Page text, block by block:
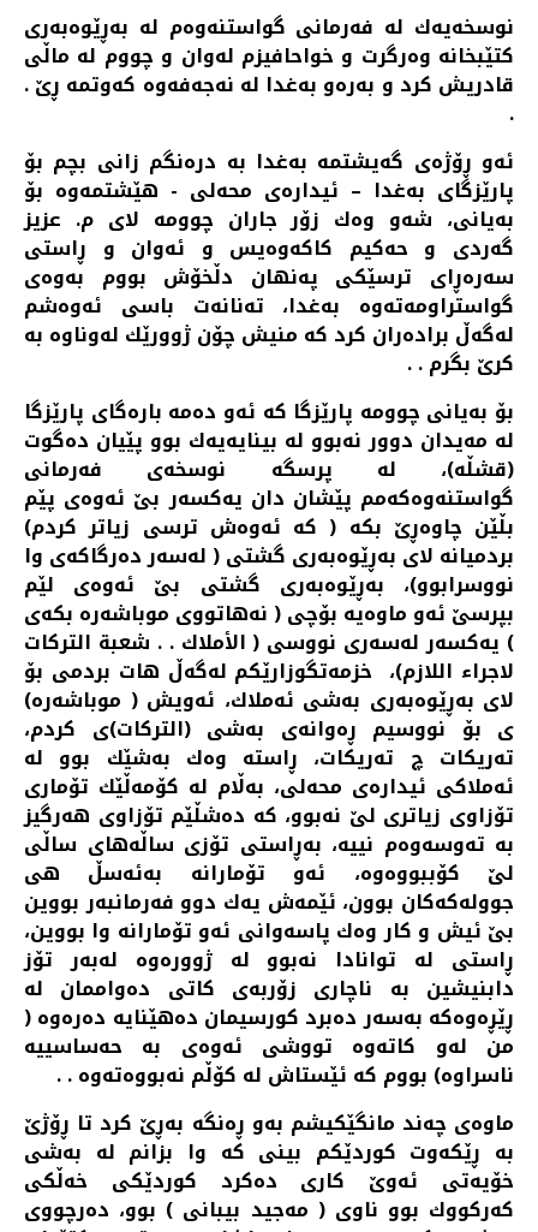
نوسخه‌یه‌ك له‌ فه‌رمانی گواستنه‌وه‌م له‌ به‌ڕێوه‌به‌ری
كتێبخانه‌ وه‌رگرت و خواحافیزم له‌وان و چووم له‌ ماڵی
قادریش كرد و به‌ره‌و به‌غدا له‌ نه‌جه‌فه‌وه‌ كه‌وتمه‌ ڕێ .
.
ئه‌و ڕۆژه‌ی گه‌یشتمه‌ به‌غدا به‌ دره‌نگم زانی بچم بۆ
پارێزگای به‌غدا – ئیداره‌ی محه‌لی - هێشتمه‌وه‌ بۆ
به‌یانی، شه‌و وه‌ك زۆر جاران چوومه‌ لای م. عزیز
گه‌ردی و حه‌كیم كاكه‌وه‌یس و ئه‌وان و ڕاستی
سه‌ره‌ڕای ترسێكی په‌نهان دڵخۆش بووم به‌وه‌ی
گواستراومه‌ته‌وه‌ به‌غدا، ته‌نانه‌ت باسی ئه‌وه‌شم
له‌گه‌ڵ براده‌ران كرد كه‌ منیش چۆن ژوورێك له‌وناوه‌ به‌
كرێ بگرم . .
بۆ به‌یانی چوومه‌ پارێزگا كه‌ ئه‌و ده‌مه‌ باره‌گای پارێزگا
له‌ مه‌یدان دوور نه‌بوو له‌ بینایه‌یه‌ك بوو پێیان ده‌گوت
(قشڵه‌)، له‌ پرسگه‌ نوسخه‌ی فه‌رمانی
گواستنه‌وه‌كه‌مم پێشان دان یه‌كسه‌ر بێ ئه‌وه‌ی پێم
بڵێن چاوه‌ڕێ بكه‌ ( كه‌ ئه‌وه‌ش ترسی زیاتر كردم)
بردمیانه‌ لای به‌ڕێوه‌به‌ری گشتی ( له‌سه‌ر ده‌رگاكه‌ی وا
نووسرابوو)، به‌ڕێوه‌به‌ری گشتی بێ ئه‌وه‌ی لێم
بپرسێ ئه‌و ماوه‌یه‌ بۆچی ( نه‌هاتووی موباشه‌ره‌ بكه‌ی
) یه‌كسه‌ر له‌سه‌ری نووسی ( الأملاك . . شعبة التركات
لاجراء اللازم)، خزمه‌تگوزارێكم له‌گه‌ڵ هات بردمی بۆ
لای به‌ڕێوه‌به‌ری به‌شی ئه‌ملاك، ئه‌ویش ( موباشه‌ره‌)
ی بۆ نووسیم ڕه‌وانه‌ی به‌شی (التركات)ی كردم،
ته‌ریكات چ ته‌ریكات، ڕاسته‌ وه‌ك به‌شێك بوو له‌
ئه‌ملاكی ئیداره‌ی محه‌لی، به‌ڵام له‌ كۆمه‌ڵێك تۆماری
تۆزاوی زیاتری لێ نه‌بوو، كه‌ ده‌شڵێم تۆزاوی هه‌رگیز
به‌ ته‌وسه‌وه‌م نییه‌، به‌ڕاستی تۆزی ساڵه‌های ساڵی
لێ كۆببووه‌وه‌، ئه‌و تۆمارانه‌ به‌ئه‌سڵ هی
جووله‌كه‌كان بوون، ئێمه‌ش یه‌ك دوو فه‌رمانبه‌ر بووین
بێ ئیش و كار وه‌ك پاسه‌وانی ئه‌و تۆمارانه‌ وا بووین،
ڕاستی له‌ توانادا نه‌بوو له‌ ژووره‌وه‌ له‌به‌ر تۆز
دابنیشین به‌ ناچاری زۆربه‌ی كاتی ده‌واممان له‌
ڕێڕه‌وه‌كه‌ به‌سه‌ر ده‌برد كورسیمان ده‌هێنایه‌ ده‌ره‌وه‌ (
من له‌و كاته‌وه‌ تووشی ئه‌وه‌ی به‌ حه‌ساسییه‌
ناسراوه‌) بووم كه‌ ئێستاش له‌ كۆڵم نه‌بووه‌ته‌وه‌ . .
ماوه‌ی چه‌ند مانگێكیشم به‌و ڕه‌نگه‌ به‌ڕێ كرد تا ڕۆژێ
به‌ ڕێكه‌وت كوردێكم بینی كه‌ وا بزانم له‌ به‌شی
خۆیه‌تی ئه‌وێ كاری ده‌كرد كوردێكی خه‌ڵكی
كه‌ركووك بوو ناوی ( مه‌جید بیبانی ) بوو، ده‌رچووی